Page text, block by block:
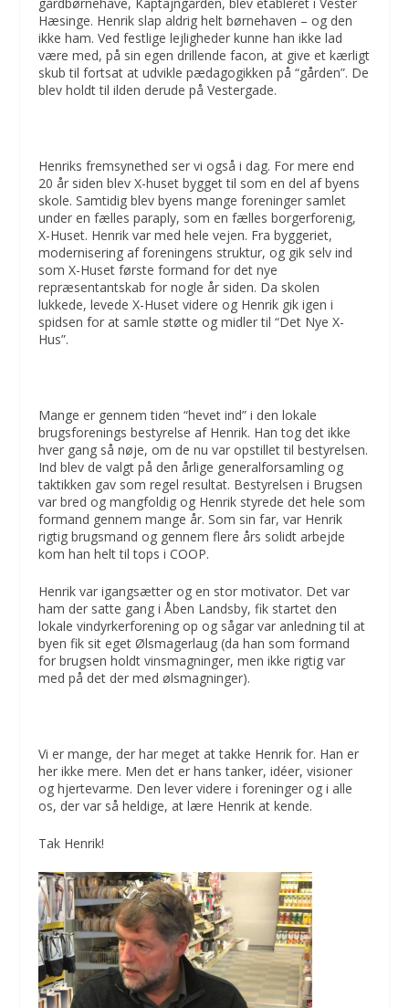
Hæsinge. Henrik slap aldrig helt børnehaven – og den
ikke ham. Ved festlige lejligheder kunne han ikke lad
være med, på sin egen drillende facon, at give et kærligt
skub til fortsat at udvikle pædagogikken på “gården”. De
blev holdt til ilden derude på Vestergade.
Henriks fremsynethed ser vi også i dag. For mere end
20 år siden blev X-huset bygget til som en del af byens
skole. Samtidig blev byens mange foreninger samlet
under en fælles paraply, som en fælles borgerforenig,
X-Huset. Henrik var med hele vejen. Fra byggeriet,
modernisering af foreningens struktur, og gik selv ind
som X-Huset første formand for det nye
repræsentantskab for nogle år siden. Da skolen
lukkede, levede X-Huset videre og Henrik gik igen i
spidsen for at samle støtte og midler til “Det Nye X-
Hus”.
Mange er gennem tiden “hevet ind” i den lokale
brugsforenings bestyrelse af Henrik. Han tog det ikke
hver gang så nøje, om de nu var opstillet til bestyrelsen.
Ind blev de valgt på den årlige generalforsamling og
taktikken gav som regel resultat. Bestyrelsen i Brugsen
var bred og mangfoldig og Henrik styrede det hele som
formand gennem mange år. Som sin far, var Henrik
rigtig brugsmand og gennem flere års solidt arbejde
kom han helt til tops i COOP.
Henrik var igangsætter og en stor motivator. Det var
ham der satte gang i Åben Landsby, fik startet den
lokale vindyrkerforening op og sågar var anledning til at
byen fik sit eget Ølsmagerlaug (da han som formand
for brugsen holdt vinsmagninger, men ikke rigtig var
med på det der med ølsmagninger).
Vi er mange, der har meget at takke Henrik for. Han er
her ikke mere. Men det er hans tanker, idéer, visioner
og hjertevarme. Den lever videre i foreninger og i alle
os, der var så heldige, at lære Henrik at kende.
Tak Henrik!